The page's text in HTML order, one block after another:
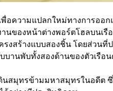
พื่อความแปลกใหม่ทางการ
ของหน้าต่างพอร์ตโฮลบนเ
งสร้างแบบสองชิ้น โดยส่วนที่
านพับทั้งสองด้านของตัวเรือน
สมุทรข้ามมหาสมุทรในอดีต